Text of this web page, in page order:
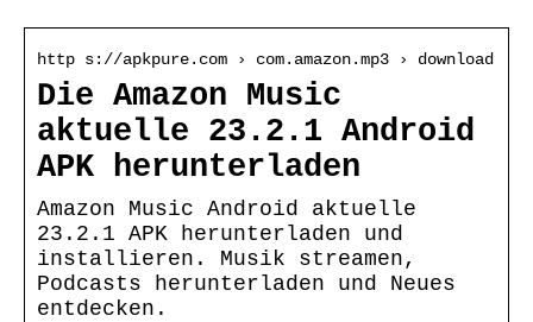
http s://apkpure.com › com.amazon.mp3 › download
Die Amazon Music
aktuelle 23.2.1 Android
APK herunterladen
Amazon Music Android aktuelle
23.2.1 APK herunterladen und
installieren. Musik streamen,
Podcasts herunterladen und Neues
entdecken.